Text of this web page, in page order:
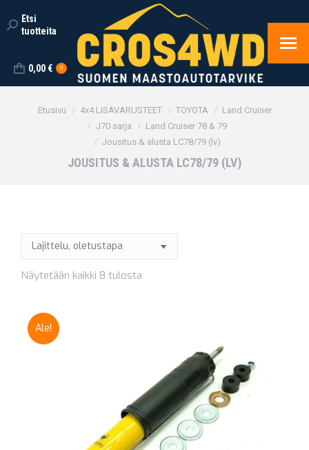
Search:
Etsi
tuotteita
0,00 € 0
You are here:
Etusivu 4x4 LISÄVARUSTEET TOYOTA
Land Cruiser
J70 sarja
Land Cruiser 78 & 79
Jousitus & alusta LC78/79 (lv)
JOUSITUS & ALUSTA LC78/79 (LV)
Näytetään kaikki 8 tulosta
Ale!